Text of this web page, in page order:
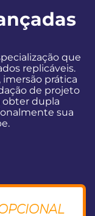
que
replicáveis.
prática
de projeto
dupla
sua